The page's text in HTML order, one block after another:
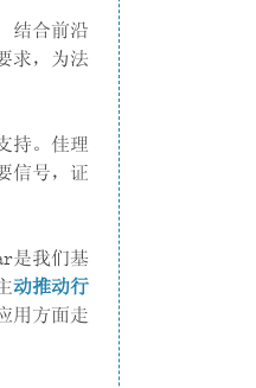
结合前沿
求，为法
持。佳理
信号，证
是我们基
动推动行
用方面走